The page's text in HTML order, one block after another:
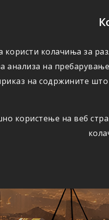
користи колачиња за
анализа на
на содржините
користење на веб
ШТЕТИ